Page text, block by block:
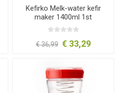
Kefirko Melk-water kefir
maker 1400ml 1st
€ 36,99 € 33,29